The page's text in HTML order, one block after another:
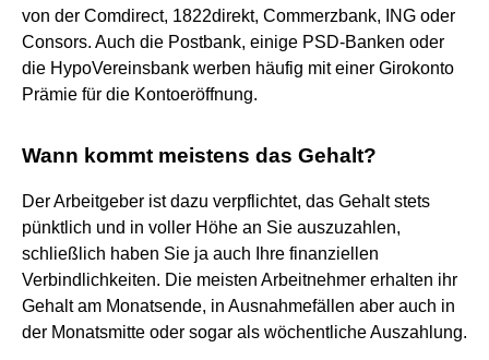
von der Comdirect, 1822direkt, Commerzbank, ING oder
Consors. Auch die Postbank, einige PSD-Banken oder
die HypoVereinsbank werben häufig mit einer Girokonto
Prämie für die Kontoeröffnung.
Wann kommt meistens das Gehalt?
Der Arbeitgeber ist dazu verpflichtet, das Gehalt stets
pünktlich und in voller Höhe an Sie auszuzahlen,
schließlich haben Sie ja auch Ihre finanziellen
Verbindlichkeiten. Die meisten Arbeitnehmer erhalten ihr
Gehalt am Monatsende, in Ausnahmefällen aber auch in
der Monatsmitte oder sogar als wöchentliche Auszahlung.